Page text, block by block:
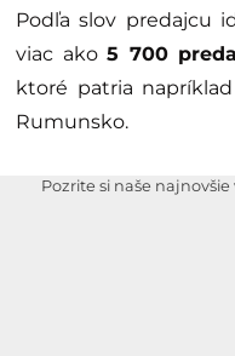
Podľa slov predajcu
viac ako 5 700
ktoré patria
Rumunsko.
Pozrite si naše